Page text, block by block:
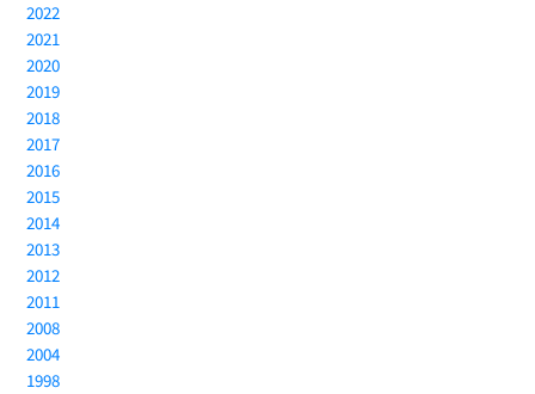
2022
2021
2020
2019
2018
2017
2016
2015
2014
2013
2012
2011
2008
2004
1998